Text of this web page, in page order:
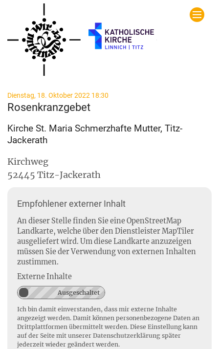
Zum Inhalt springen
Dienstag, 18. Oktober 2022 18:30
Rosenkranzgebet
Kirche St. Maria Schmerzhafte Mutter, Titz-
Jackerath
Kirchweg
52445 Titz-Jackerath
Empfohlener externer Inhalt
An dieser Stelle finden Sie eine OpenStreetMap
Landkarte, welche über den Dienstleister MapTiler
ausgeliefert wird. Um diese Landkarte anzuzeigen
müssen Sie der Verwendung von externen Inhalten
zustimmen.
Externe Inhalte
Ich bin damit einverstanden, dass mir externe Inhalte
angezeigt werden. Damit können personenbezogene Daten an
Drittplattformen übermittelt werden. Diese Einstellung kann
auf der Seite mit unserer Datenschutzerklärung später
jederzeit wieder geändert werden.